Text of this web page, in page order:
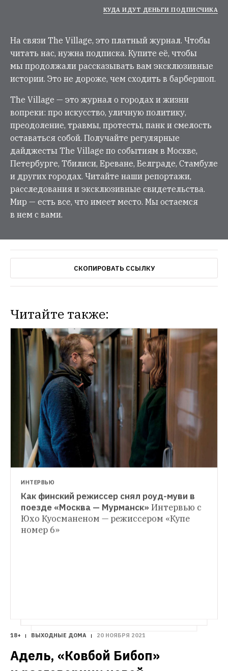
КУДА ИДУТ ДЕНЬГИ ПОДПИСЧИКА
На связи The Village, это платный журнал. Чтобы
читать нас, нужна подписка. Купите её, чтобы
мы продолжали рассказывать вам эксклюзивные
истории. Это не дороже, чем сходить в барбершоп.
The Village — это журнал о городах и жизни
вопреки: про искусство, уличную политику,
преодоление, травмы, протесты, панк и смелость
оставаться собой. Получайте регулярные
дайджесты The Village по событиям в Москве,
Петербурге, Тбилиси, Ереване, Белграде, Стамбуле
и других городах. Читайте наши репортажи,
расследования и эксклюзивные свидетельства.
Мир — есть все, что имеет место. Мы остаемся
в нем с вами.
СКОПИРОВАТЬ ССЫЛКУ
Читайте также:
НОВАЯ МУЗЫКА
«Все пройдет»: Новый миниальбом эмо-
СЕРИАЛЫ
Любовь и медведи: Как Эль Фэннинг
строила прекрасную Россию будущего
Чем хорош новый сезон «Великой»
ИНТЕРВЬЮ
Как финский режиссер снял роуд-муви в
поезде «Москва — Мурманск» Интервью с
Юхо Куосманеном — режиссером «Купе
номер 6»
18+ ВЫХОДНЫЕ ДОМА 20 НОЯБРЯ 2021
Адель, «Ковбой Бибоп»